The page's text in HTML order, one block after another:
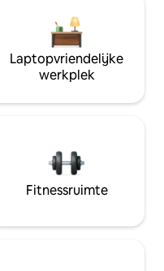
Laptopvriendelijke
werkplek
Fitnessruimte